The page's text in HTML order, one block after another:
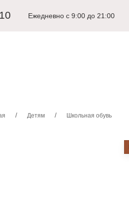
Ежедневно с 9:00 до 21:00
Детям Школьная обувь